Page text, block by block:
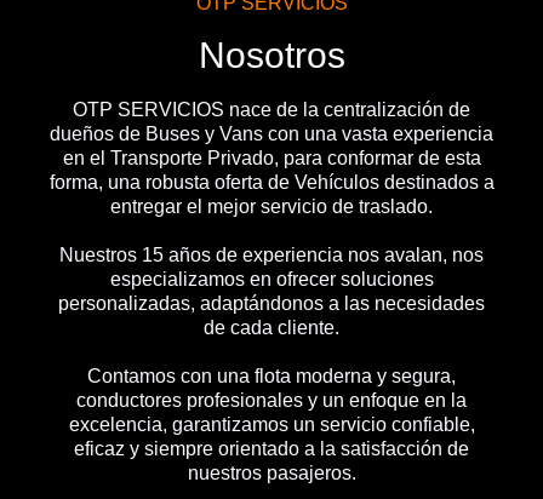
Nosotros
OTP SERVICIOS nace de la centralización de
dueños de Buses y Vans con una vasta experiencia
en el Transporte Privado, para conformar de esta
forma, una robusta oferta de Vehículos destinados a
entregar el mejor servicio de traslado.
Nuestros 15 años de experiencia nos avalan, nos
especializamos en ofrecer soluciones
personalizadas, adaptándonos a las necesidades
de cada cliente.
Contamos con una flota moderna y segura,
conductores profesionales y un enfoque en la
excelencia, garantizamos un servicio confiable,
eficaz y siempre orientado a la satisfacción de
nuestros pasajeros.